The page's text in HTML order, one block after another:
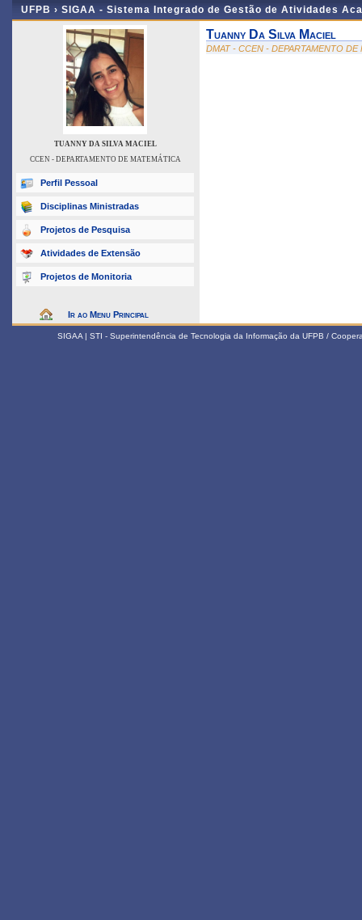
UFPB › SIGAA - Sistema Integrado de Gestão de Atividades
TUANNY DA SILVA MACIEL
CCEN - DEPARTAMENTO DE MATEMÁTICA
Perfil Pessoal
Disciplinas Ministradas
Projetos de Pesquisa
Atividades de Extensão
Projetos de Monitoria
Ir ao Menu Principal
Tuanny Da Silva Maciel
DMAT - CCEN - DEPARTAMENTO DE
SIGAA | STI - Superintendência de Tecnologia da Informação da UFPB /